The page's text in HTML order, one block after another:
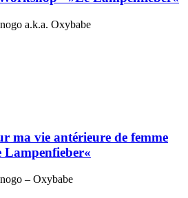
a.k.a. Oxybabe
ma vie antérieure de femme
Lampenfieber«
– Oxybabe